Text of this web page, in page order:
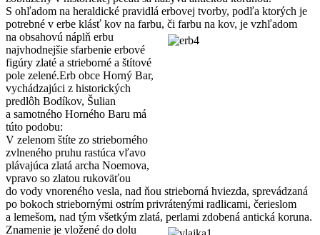
S ohľadom na heraldické pravidlá erbovej tvorby, podľa ktorých je
potrebné v erbe klásť kov na farbu, či farbu na kov, je vzhľadom
na obsahovú náplň erbu
najvhodnejšie sfarbenie erbové
figúry zlaté a strieborné a štítové
pole zelené.Erb obce Horný Bar,
vychádzajúci z historických
predlôh Bodíkov, Šulian
a samotného Horného Baru má
túto podobu:
V zelenom štíte zo strieborného
zvlneného pruhu rastúca vľavo
plávajúca zlatá archa Noemova,
vpravo so zlatou rukoväťou
do vody vnoreného vesla, nad ňou strieborná hviezda, sprevádzaná
po bokoch striebornými ostrím privrátenými radlicami, čerieslom
a lemešom, nad tým všetkým zlatá, perlami zdobená antická koruna.
Znamenie je vložené do dolu